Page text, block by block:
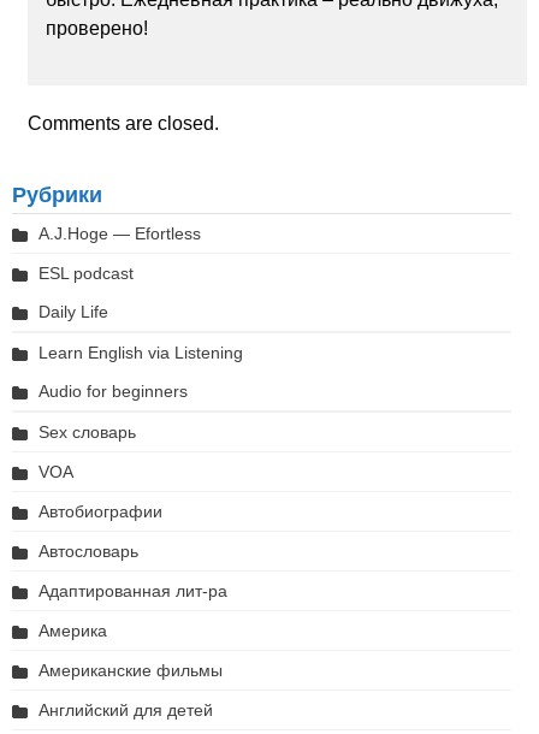
проверено!
Comments are closed.
Рубрики
A.J.Hoge — Efortless
ESL podcast
Daily Life
Learn English via Listening
Audio for beginners
Sex словарь
VOA
Автобиографии
Автословарь
Адаптированная лит-ра
Америка
Американские фильмы
Английский для детей